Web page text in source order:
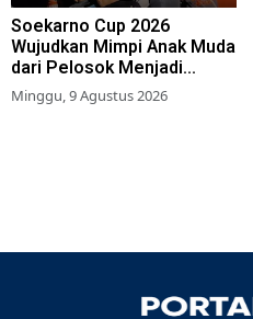
Soekarno Cup 2026
Wujudkan Mimpi Anak Muda
dari Pelosok Menjadi
Pemain Sepak Bola
Profesional
Minggu, 9 Agustus 2026